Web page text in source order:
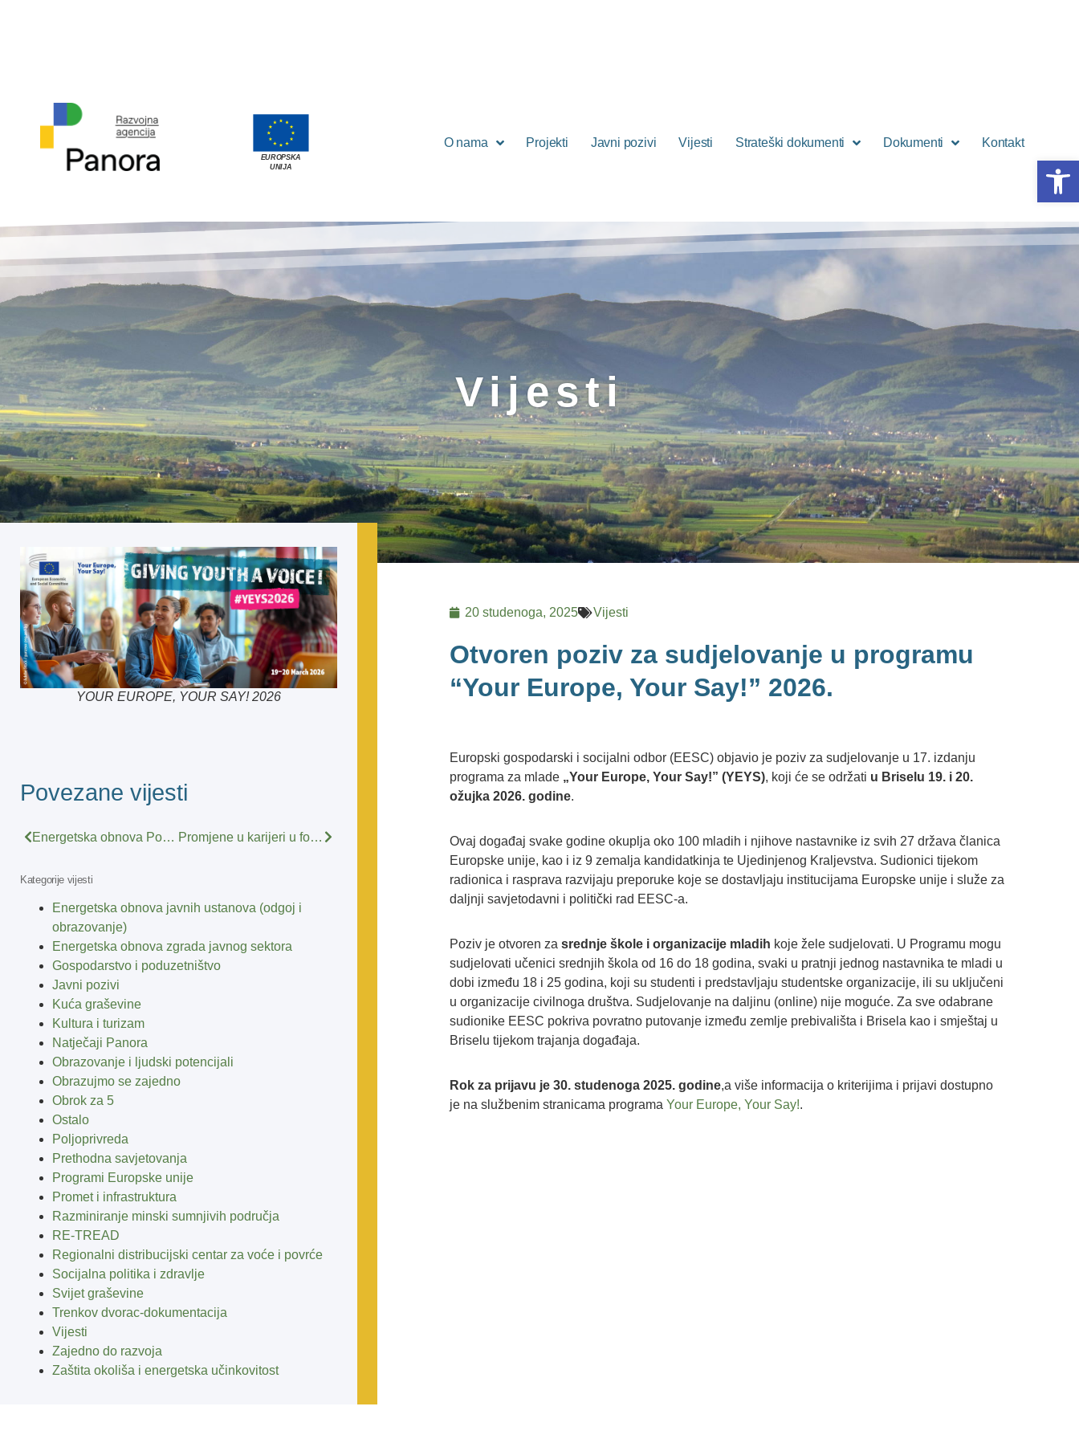
EUROPSKA
UNIJA
O nama Projekti Javni pozivi Vijesti Strateški dokumenti Dokumenti Kontakt
Vijesti
YOUR EUROPE, YOUR SAY! 2026
Povezane vijesti
Energetska obnova Područne škole Prekopakra: „Ovi projekti nama zaista znače“ Promjene u karijeri u fokusu nove Panorame
Kategorije vijesti
Energetska obnova javnih ustanova (odgoj i
obrazovanje)
Energetska obnova zgrada javnog sektora
Gospodarstvo i poduzetništvo
Javni pozivi
Kuća graševine
Kultura i turizam
Natječaji Panora
Obrazovanje i ljudski potencijali
Obrazujmo se zajedno
Obrok za 5
Ostalo
Poljoprivreda
Prethodna savjetovanja
Programi Europske unije
Promet i infrastruktura
Razminiranje minski sumnjivih područja
RE-TREAD
Regionalni distribucijski centar za voće i povrće
Socijalna politika i zdravlje
Svijet graševine
Trenkov dvorac-dokumentacija
Vijesti
Zajedno do razvoja
Zaštita okoliša i energetska učinkovitost
20 studenoga, 2025 Vijesti
Otvoren poziv za sudjelovanje u programu
“Your Europe, Your Say!” 2026.
Europski gospodarski i socijalni odbor (EESC) objavio je poziv za sudjelovanje u 17. izdanju
programa za mlade „Your Europe, Your Say!” (YEYS), koji će se održati u Briselu 19. i 20.
ožujka 2026. godine.
Ovaj događaj svake godine okuplja oko 100 mladih i njihove nastavnike iz svih 27 država članica
Europske unije, kao i iz 9 zemalja kandidatkinja te Ujedinjenog Kraljevstva. Sudionici tijekom
radionica i rasprava razvijaju preporuke koje se dostavljaju institucijama Europske unije i služe za
daljnji savjetodavni i politički rad EESC-a.
Poziv je otvoren zasrednje škole i organizacije mladih koje žele sudjelovati. U Programu mogu
sudjelovati učenici srednjih škola od 16 do 18 godina, svaki u pratnji jednog nastavnika te mladi u
dobi između 18 i 25 godina, koji su studenti i predstavljaju studentske organizacije, ili su uključeni
u organizacije civilnoga društva. Sudjelovanje na daljinu (online) nije moguće. Za sve odabrane
sudionike EESC pokriva povratno putovanje između zemlje prebivališta i Brisela kao i smještaj u
Briselu tijekom trajanja događaja.
Rok za prijavu je 30. studenoga 2025. godine,a više informacija o kriterijima i prijavi dostupno
je na službenim stranicama programaYour Europe, Your Say!.